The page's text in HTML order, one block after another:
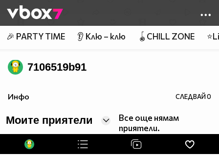
👾
🎉 PARTY TIME 👂 Клю – клю 🪀CHILL ZONE
7106519b91
Инфо СЛЕДВАЙ0
Моите приятели
Все още нямам
приятели.